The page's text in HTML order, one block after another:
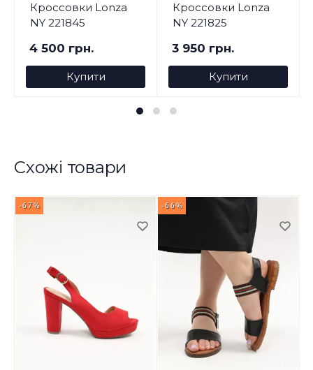
Кроссовки Lonza
NY 221845
4 500 грн.
Купити
Кроссовки Lonza
NY 221825
3 950 грн.
Купити
Схожі товари
-67% -66%